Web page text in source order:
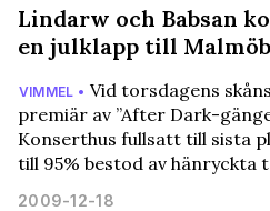
Lindarw och Babsan
en julklapp till
VIMMEL • Vid torsdagens
premiär av ”After Dark-
Konserthus fullsatt till sista
till 95% bestod av hänryckta
2009-12-18